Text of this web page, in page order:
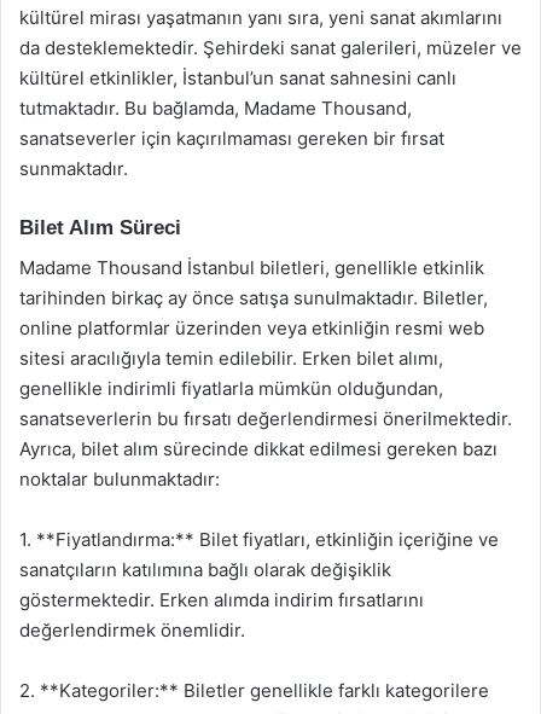
kültürel mirası yaşatmanın yanı sıra, yeni sanat akımlarını
da desteklemektedir. Şehirdeki sanat galerileri, müzeler ve
kültürel etkinlikler, İstanbul’un sanat sahnesini canlı
tutmaktadır. Bu bağlamda, Madame Thousand,
sanatseverler için kaçırılmaması gereken bir fırsat
sunmaktadır.
Bilet Alım Süreci
Madame Thousand İstanbul biletleri, genellikle etkinlik
tarihinden birkaç ay önce satışa sunulmaktadır. Biletler,
online platformlar üzerinden veya etkinliğin resmi web
sitesi aracılığıyla temin edilebilir. Erken bilet alımı,
genellikle indirimli fiyatlarla mümkün olduğundan,
sanatseverlerin bu fırsatı değerlendirmesi önerilmektedir.
Ayrıca, bilet alım sürecinde dikkat edilmesi gereken bazı
noktalar bulunmaktadır:
1. **Fiyatlandırma:** Bilet fiyatları, etkinliğin içeriğine ve
sanatçıların katılımına bağlı olarak değişiklik
göstermektedir. Erken alımda indirim fırsatlarını
değerlendirmek önemlidir.
2. **Kategoriler:** Biletler genellikle farklı kategorilere